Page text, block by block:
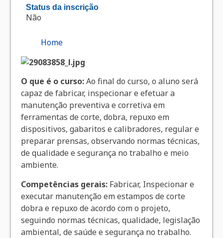
Status da inscrição
Não
Home
O que é o curso:Ao final do curso, o aluno será
capaz de fabricar, inspecionar e efetuar a
manutenção preventiva e corretiva em
ferramentas de corte, dobra, repuxo em
dispositivos, gabaritos e calibradores, regular e
preparar prensas, observando normas técnicas,
de qualidade e segurança no trabalho e meio
ambiente.
Competências gerais: Fabricar, Inspecionar e
executar manutenção em estampos de corte
dobra e repuxo de acordo com o projeto,
seguindo normas técnicas, qualidade, legislação
ambiental, de saúde e segurança no trabalho.